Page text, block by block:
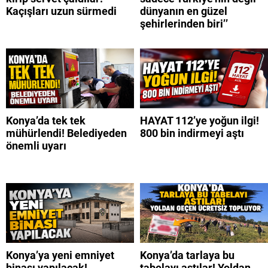
Kaçışları uzun sürmedi
dünyanın en güzel
şehirlerinden biri’’
Konya’da tek tek
mühürlendi! Belediyeden
önemli uyarı
HAYAT 112’ye yoğun ilgi!
800 bin indirmeyi aştı
Konya’ya yeni emniyet
Konya’da tarlaya bu